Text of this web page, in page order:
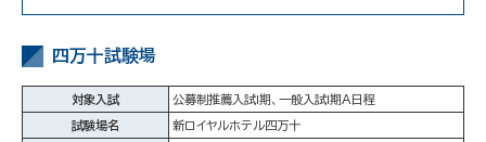
四万十試験場
対象入試 公募制推薦入試Ⅰ期、一般入試Ⅰ期A日程
試験場名 新ロイヤルホテル四万十